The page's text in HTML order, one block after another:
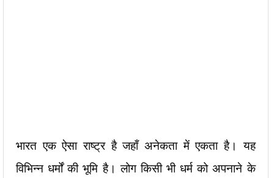
भारत एक ऐसा राष्ट्र है जहाँ अनेकता में एकता है। यह
विभिन्न धर्मों की भूमि है। लोग किसी भी धर्म को अपनाने के